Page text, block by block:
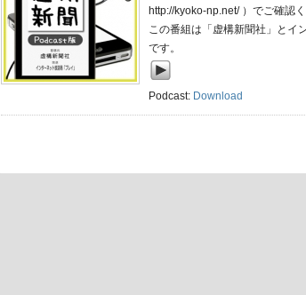
http://kyoko-np.net/ ）でご確認く
この番組は「虚構新聞社」とイ
です。
Podcast: Download